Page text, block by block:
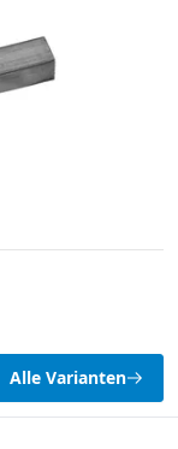
Alle Varianten